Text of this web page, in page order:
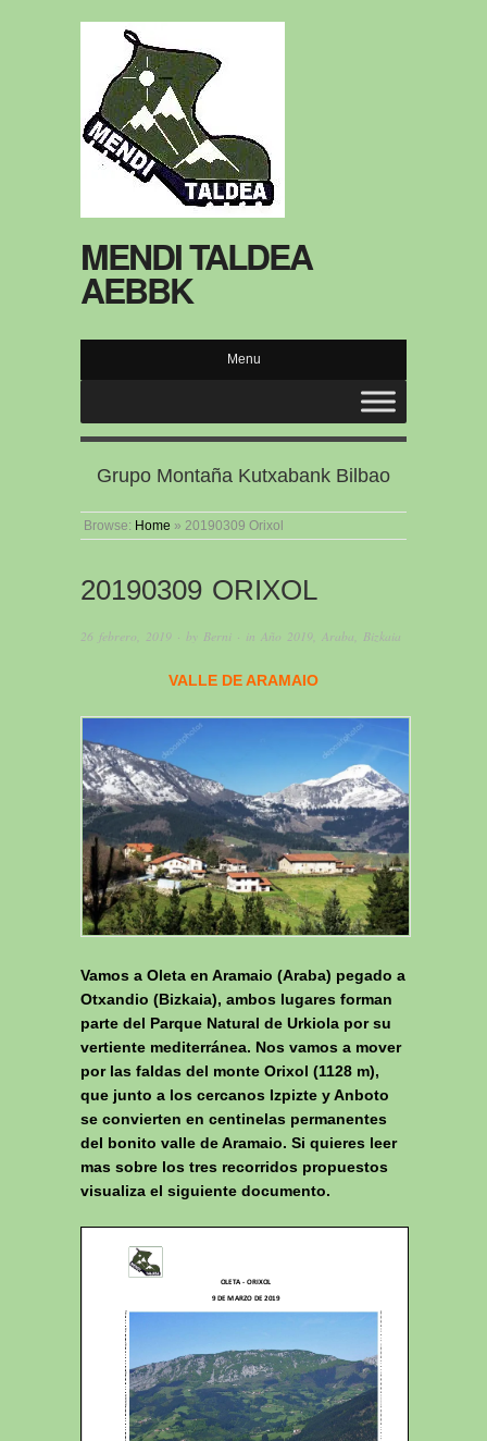
MENDI TALDEA
AEBBK
Menu
Grupo Montaña Kutxabank Bilbao
Browse: Home » 20190309 Orixol
20190309 ORIXOL
26 febrero, 2019 · by Berni · in Año 2019 Araba Bizkaia
VALLE DE ARAMAIO
Vamos a Oleta en Aramaio (Araba) pegado a
Otxandio (Bizkaia), ambos lugares forman
parte del Parque Natural de Urkiola por su
vertiente mediterránea. Nos vamos a mover
por las faldas del monte Orixol (1128 m),
que junto a los cercanos Izpizte y Anboto
se convierten en centinelas permanentes
del bonito valle de Aramaio. Si quieres leer
mas sobre los tres recorridos propuestos
visualiza el siguiente documento.